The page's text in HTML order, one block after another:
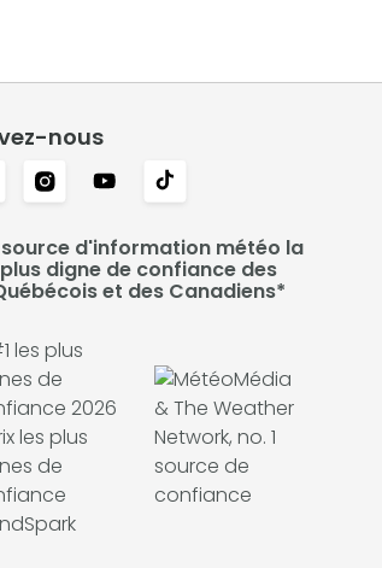
nous
source d'information météo la
plus digne de confiance des
et des Canadiens*